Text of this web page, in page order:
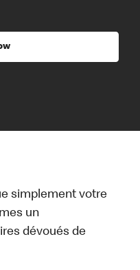
simplement votre
un
dévoués de